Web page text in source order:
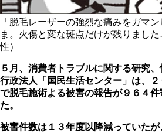
「脱毛レーザーの強烈な痛みをガマ
ま。火傷と変な斑点だけが残りまし
性）
５月、消費者トラブルに関する研究
行政法人「国民生活センター」は、
で脱毛施術よる被害の報告が９６４
た。
被害件数は１３年度以降減っていた